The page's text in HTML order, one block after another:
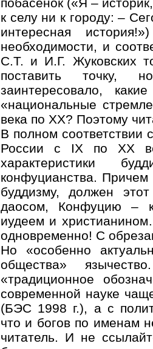
побасенок («Я –
к селу ни к городу: –
интересная
необходимости, и
С.Т. и И.Г. Жуковских
поставить точку,
заинтересовало,
«национальные
века по ХХ? Поэтому
В полном соответствии
России с IХ по ХХ
характеристики
конфуцианства.
буддизму, должен
даосом, Конфуцию –
иудеем и
одновременно! С
Но «особенно
общества»
«традиционное
современной науке
(БЭС 1998 г.), а с
что и богов по именам
читатель. И не